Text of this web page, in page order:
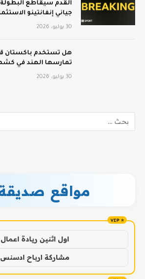
القدم سيقاطع
جياني إنفانتينو
30 يوليو، 2026
هل تستخدم باكستان
تمارسها الهند في
30 يوليو، 2026
مواقع
اول اثنين ريادة اعمال
مشاركة ارباح ادسنس